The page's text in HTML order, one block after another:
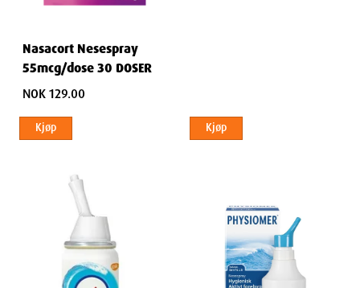
Nasacort Nesespray
55mcg/dose 30 DOSER
NOK 129.00
Kjøp Kjøp